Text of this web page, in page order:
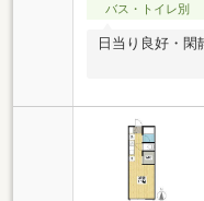
バス・トイレ別
日当り良好・